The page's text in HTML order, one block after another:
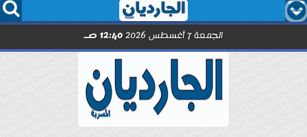
  
الجمعة 7 أغسطس 2026 12:40 صـ